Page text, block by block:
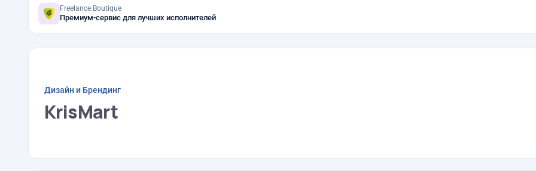
Freelance.Boutique
Премиум-сервис для лучших исполнителей
Дизайн и Брендинг
KrisMart